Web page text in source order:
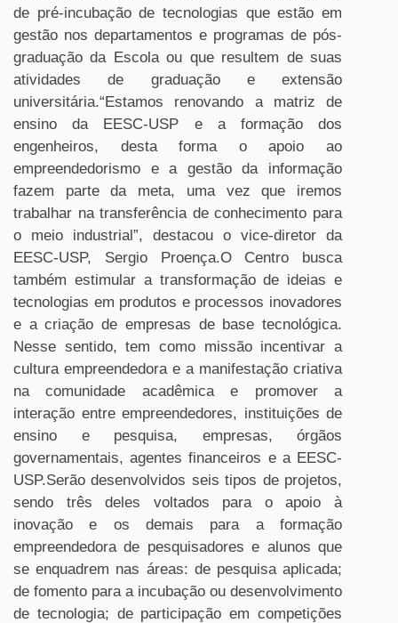
de pré-incubação de tecnologias que estão em
gestão nos departamentos e programas de pós-
graduação da Escola ou que resultem de suas
atividades de graduação e extensão
universitária.“Estamos renovando a matriz de
ensino da EESC-USP e a formação dos
engenheiros, desta forma o apoio ao
empreendedorismo e a gestão da informação
fazem parte da meta, uma vez que iremos
trabalhar na transferência de conhecimento para
o meio industrial”, destacou o vice-diretor da
EESC-USP, Sergio Proença.O Centro busca
também estimular a transformação de ideias e
tecnologias em produtos e processos inovadores
e a criação de empresas de base tecnológica.
Nesse sentido, tem como missão incentivar a
cultura empreendedora e a manifestação criativa
na comunidade acadêmica e promover a
interação entre empreendedores, instituições de
ensino e pesquisa, empresas, órgãos
governamentais, agentes financeiros e a EESC-
USP.Serão desenvolvidos seis tipos de projetos,
sendo três deles voltados para o apoio à
inovação e os demais para a formação
empreendedora de pesquisadores e alunos que
se enquadrem nas áreas: de pesquisa aplicada;
de fomento para a incubação ou desenvolvimento
de tecnologia; de participação em competições